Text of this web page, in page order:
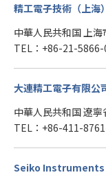
精工電子技術（上海
中華人民共和国 上
TEL：+86-21-5866-
大連精工電子有限公
中華人民共和国 遼
TEL：+86-411-
Seiko Instruments